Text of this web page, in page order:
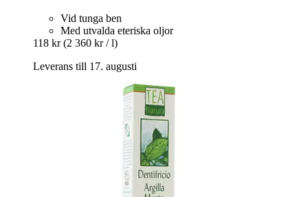
Vid tunga ben
Med utvalda eteriska oljor
118 kr (2 360 kr / l)
Leverans till 17. augusti